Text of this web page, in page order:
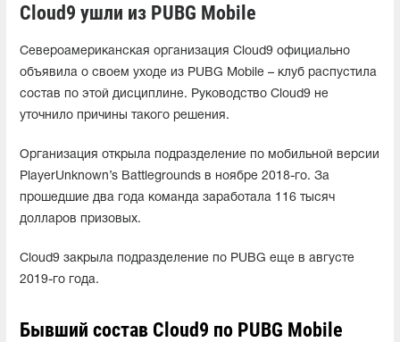
Cloud9 ушли из PUBG Mobile
Североамериканская организация Cloud9 официально
объявила о своем уходе из PUBG Mobile – клуб распустила
состав по этой дисциплине. Руководство Cloud9 не
уточнило причины такого решения.
Организация открыла подразделение по мобильной версии
PlayerUnknown’s Battlegrounds в ноябре 2018-го. За
прошедшие два года команда заработала 116 тысяч
долларов призовых.
Cloud9 закрыла подразделение по PUBG еще в августе
2019-го года.
Бывший состав Cloud9 по PUBG Mobile